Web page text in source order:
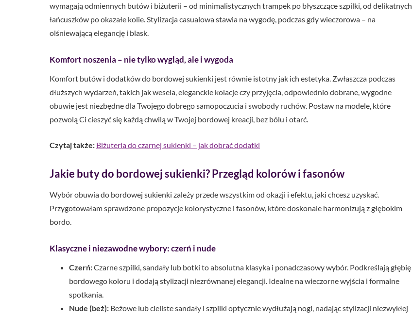
wymagają odmiennych butów i biżuterii – od minimalistycznych trampek po błyszczące szpilki, od delikatnych
łańcuszków po okazałe kolie. Stylizacja casualowa stawia na wygodę, podczas gdy wieczorowa – na
olśniewającą elegancję i blask.
Komfort noszenia – nie tylko wygląd, ale i wygoda
Komfort butów i dodatków do bordowej sukienki jest równie istotny jak ich estetyka. Zwłaszcza podczas
dłuższych wydarzeń, takich jak wesela, eleganckie kolacje czy przyjęcia, odpowiednio dobrane, wygodne
obuwie jest niezbędne dla Twojego dobrego samopoczucia i swobody ruchów. Postaw na modele, które
pozwolą Ci cieszyć się każdą chwilą w Twojej bordowej kreacji, bez bólu i otarć.
Czytaj także: Biżuteria do czarnej sukienki – jak dobrać dodatki
Jakie buty do bordowej sukienki? Przegląd kolorów i fasonów
Wybór obuwia do bordowej sukienki zależy przede wszystkim od okazji i efektu, jaki chcesz uzyskać.
Przygotowałam sprawdzone propozycje kolorystyczne i fasonów, które doskonale harmonizują z głębokim
bordo.
Klasyczne i niezawodne wybory: czerń i nude
Czerń:Czarne szpilki, sandały lub botki to absolutna klasyka i ponadczasowy wybór. Podkreślają głębię
bordowego koloru i dodają stylizacji niezrównanej elegancji. Idealne na wieczorne wyjścia i formalne
spotkania.
Nude (beż): Beżowe lub cieliste sandały i szpilki optycznie wydłużają nogi, nadając stylizacji niezwykłej